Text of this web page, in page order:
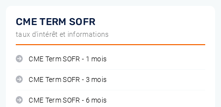
CME TERM SOFR
taux d'intérêt et informations
CME Term SOFR - 1 mois
CME Term SOFR - 3 mois
CME Term SOFR - 6 mois